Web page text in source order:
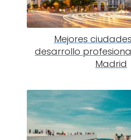
Mejores
desarrollo
Madrid